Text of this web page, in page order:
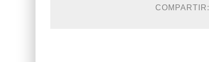
COMPARTIR: